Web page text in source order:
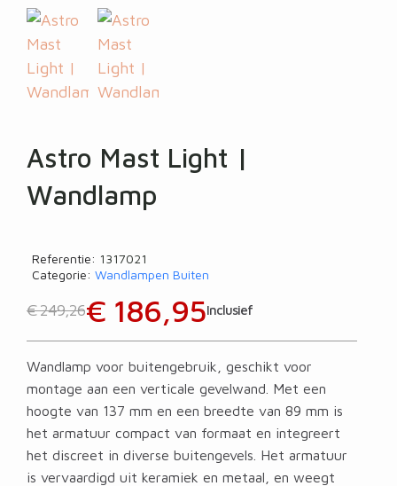
Astro Mast Light |
Wandlamp
Referentie
1317021
Categorie Wandlampen Buiten
€ 249,26€ 186,95Inclusief
Wandlamp voor buitengebruik, geschikt voor
montage aan een verticale gevelwand. Met een
hoogte van 137 mm en een breedte van 89 mm is
het armatuur compact van formaat en integreert
het discreet in diverse buitengevels. Het armatuur
is vervaardigd uit keramiek en metaal, en weegt